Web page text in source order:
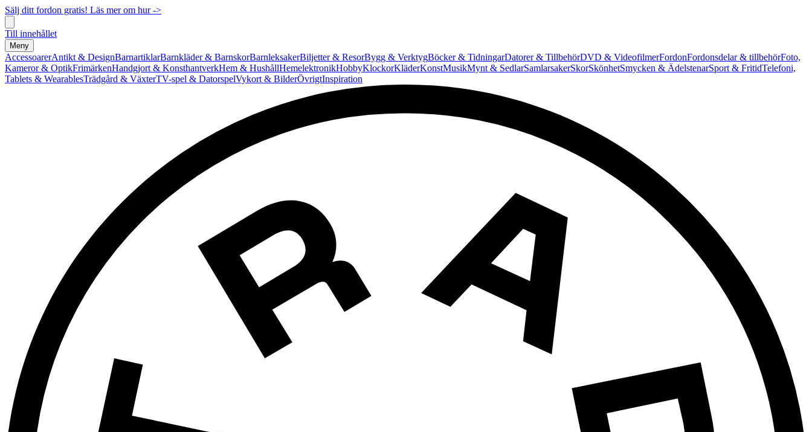
Sälj ditt fordon gratis! Läs mer om hur ->
Till innehållet
Meny
AccessoarerAntikt & DesignBarnartiklarBarnkläder & BarnskorBarnleksakerBiljetter & ResorBygg & VerktygBöcker & TidningarDatorer & TillbehörDVD & VideofilmerFordonFordonsdelar & tillbehörFoto,
Kameror & OptikFrimärkenHandgjort & KonsthantverkHem & HushållHemelektronikHobbyKlockorKläderKonstMusikMynt & SedlarSamlarsakerSkorSkönhetSmycken & ÄdelstenarSport & FritidTelefoni,
Tablets & WearablesTrädgård & VäxterTV-spel & DatorspelVykort & BilderÖvrigtInspiration